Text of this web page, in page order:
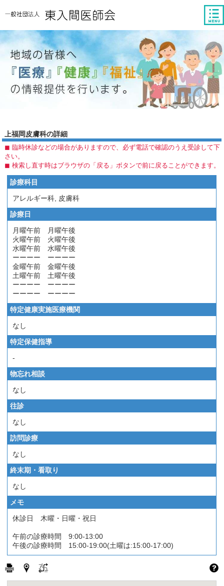
上福岡皮膚科の詳細
◼︎ 臨時休診などの場合がありますので、必ず電話で確認のうえ受診して下
さい。
◼︎ 検索し直す時はブラウザの「戻る」ボタンで前に戻ることができます。
診療科目
アレルギー科, 皮膚科
診療日
月曜午前 月曜午後
火曜午前 火曜午後
水曜午前 水曜午後
ーーーー ーーーー
金曜午前 金曜午後
土曜午前 土曜午後
ーーーー ーーーー
ーーーー ーーーー
特定健康実施医療機関
なし
特定保健指導
-
物忘れ相談
なし
往診
なし
訪問診療
なし
終末期・看取り
なし
メモ
休診日 木曜・日曜・祝日
午前の診療時間 9:00-13:00
午後の診療時間 15:00-19:00(土曜は:15:00-17:00)